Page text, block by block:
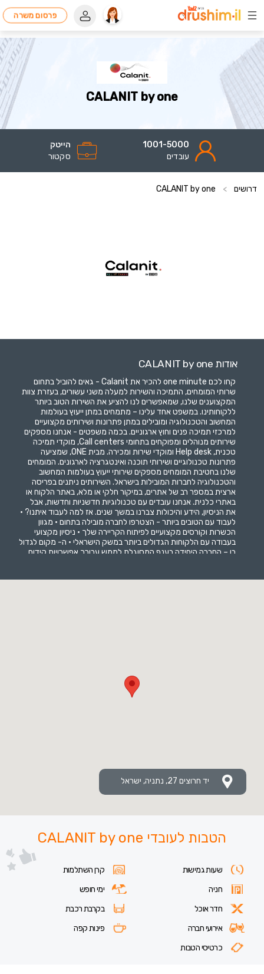
פרסום משרה
CALANIT by one
1001-5000
עובדים
הייטק
סקטור
דרושים >
CALANIT by one
אודות CALANIT by one
קחו לכם one minute להכיר את Calanit - גאים להוביל בתחום
שרותי המומחים, התמיכה והשירות למעלה משני עשורים, בעזרת צוות
המקצוענים שלנו, שמאפשרים לנו להציע את השירות הטוב ביותר
ללקוחותינו. במשפט אחד עלינו – מתמחים במתן ייעוץ בעולמות
המחשוב והטכנולוגיה ומובילים במתן פתרונות ושירותים מקצועיים
למרכזי תמיכה פנים וחוץ ארגוניים. בכמה משפטים - אנחנו מספקים
שירותים מנוהלים ומפוקחים בתחומי Call centers, מוקדי תמיכה
טכנית, Help desk ומוקדי שירות ומכירה. מבית ONE, שמציעה
פתרונות טכנולוגיים ושירותי תוכנה ואינטגרציה לארגונים. המומחים
שלנו בחטיבת המומחים מספקים שירותי ייעוץ בעולמות המחשוב
והטכנולוגיה לחברות המובילות בישראל. השירותים ניתנים בפריסה
ארצית במספר רב של אתרים, במיקור חלקי או מלא, באתר הלקוח או
באתרי כלנית. אנחנו עובדים עם טכנולוגיות חדשניות וחדשות, אבל
את הניסיון, הידע והיכולות צברנו במשך שנים. אז למה לעבוד איתנו? •
לעבוד עם הטובים ביותר - הצטרפו לחברה מובילה בתחום • מגוון
הכשרות וקורסים מקצועיים לפיתוח הקריירה שלך • ניסיון מקצועי
בעבודה עם הלקוחות הגדולים ביותר במשק הישראלי • ה- מקום לגדול
בו – החברה היחידה בענף המסוגלת לממש עבורך אפשרויות קידום
יד חרוצים 27, נתניה, ישראל
הטבות לעובדי CALANIT by one
שעות גמישות
קרן השתלמות
חניה
ימי חופש
חדר אוכל
בקרבת רכבת
אירועי חברה
פינות קפה
כרטיסי הטבות